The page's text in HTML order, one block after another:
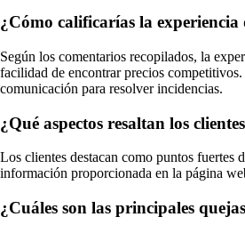
¿Cómo calificarías la experiencia
Según los comentarios recopilados, la
facilidad de encontrar precios
comunicación para resolver incidencias.
¿Qué aspectos resaltan los
Los clientes destacan como puntos fuertes
información proporcionada en la página
¿Cuáles son las principales